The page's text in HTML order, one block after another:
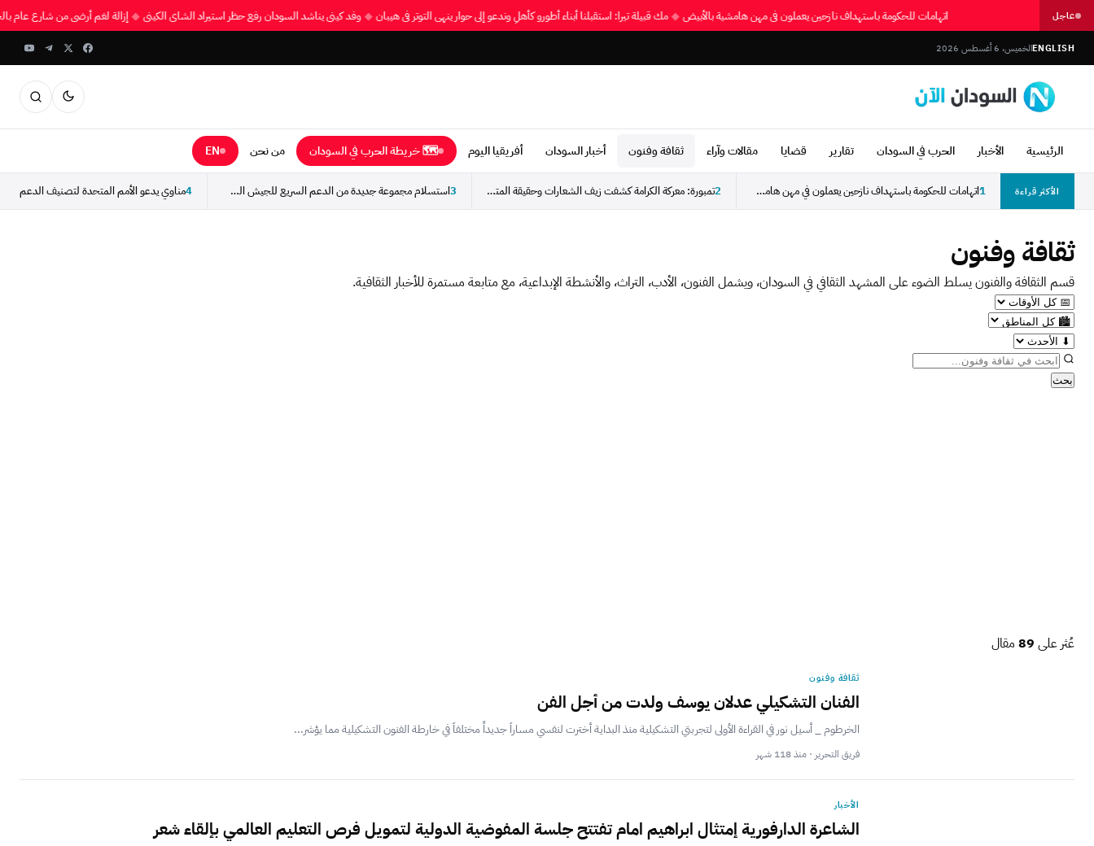
عاجل اتهامات للحكومة باستهداف نازحين يعملون في مهن هامشية بالأبيض ◆ مك قبيلة تيرا: استقبلنا أبناء أطورو كأهلٍ وندعو إلى حوار ينهي التوتر في هيبان ◆ وفد كيني يناشد السودان رفع حظر استيراد الشاي الكيني ◆ إزالة لغم أرضي من شارع
ENGLISHالخميس، 6 أغسطس 2026
الرئيسية الأخبار الحرب في السودان تقارير قضايا مقالات وآراء ثقافة وفنون أخبار السودان أفريقيا اليوم 🗺 خريطة الحرب في السودان من نحن EN
الأكثر قراءة 1 اتهامات للحكومة باستهداف نازحين يعملون في مهن هامشية بالأبيض 2 تمبورة: معركة الكرامة كشفت زيف الشعارات وحقيقة المتاجرين بالوطن 3 استسلام مجموعة جديدة من الدعم السريع للجيش السوداني 4
ثقافة وفنون
قسم الثقافة والفنون يسلط الضوء على المشهد الثقافي في السودان، ويشمل الفنون، الأدب، التراث، والأنشطة الإبداعية، مع متابعة مستمرة للأخبار الثقافية.
بحث
عُثر على 89 مقال
ثقافة وفنون
الفنان التشكيلي عدلان يوسف ولدت من أجل الفن
الخرطوم _ أسيل نور في القراءة الأولى لتجربتي التشكيلية منذ البداية أخترت لنفسي مساراَ جديداً مختلفاَ في خارطة الفنون التشكيلية مما يؤشر...
فريق التحرير · منذ 118 شهر
الأخبار
الشاعرة الدارفورية إمتثال ابراهيم امام تفتتح جلسة المفوضية الدولية لتمويل فرص التعليم العالمي بإلقاء شعر